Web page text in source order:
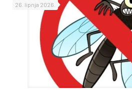
26. lipnja 2026.